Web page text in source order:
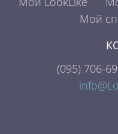
Мой
(095) 706-